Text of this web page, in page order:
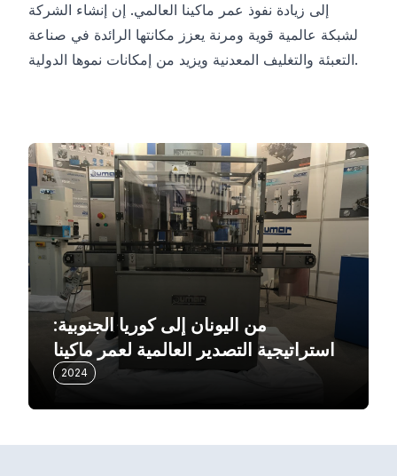
إلى زيادة نفوذ عمر ماكينا العالمي. إن إنشاء الشركة
لشبكة عالمية قوية ومرنة يعزز مكانتها الرائدة في صناعة
التعبئة والتغليف المعدنية ويزيد من إمكانات نموها الدولية.
من اليونان إلى كوريا الجنوبية:
استراتيجية التصدير العالمية لعمر ماكينا
2024